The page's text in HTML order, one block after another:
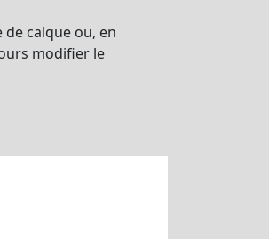
calque ou, en
modifier le